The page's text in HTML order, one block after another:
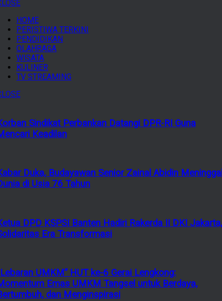
HOME
PERISTIWA TERKINI
PENDIDIKAN
OLAHRAGA
WISATA
KULINER
TV STREAMING
Sindikat Perbankan Datangi DPR-RI Guna
Keadilan
Duka, Budayawan Senior Zainal Abidin
di Usia 76 Tahun
DPD KSPSI Banten Hadiri Rakerda II DKI Jakarta,
Era Transformasi
UMKM” HUT ke-6 Gerai Lengkong:
Emas UMKM Tangsel untuk Berdaya,
dan Menginspirasi